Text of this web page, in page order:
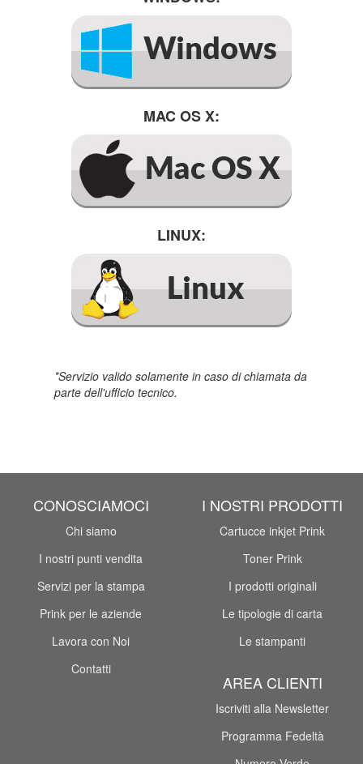
MAC OS X:
LINUX:
*Servizio valido solamente in caso di chiamata da
parte dell'ufficio tecnico.
CONOSCIAMOCI
Chi siamo
I nostri punti vendita
Servizi per la stampa
Prink per le aziende
Lavora con Noi
Contatti
I NOSTRI PRODOTTI
Cartucce inkjet Prink
Toner Prink
I prodotti originali
Le tipologie di carta
Le stampanti
AREA CLIENTI
Iscriviti alla Newsletter
Programma Fedeltà